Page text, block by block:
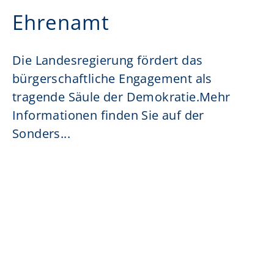
Ehrenamt
Die Landesregierung fördert das
bürgerschaftliche Engagement als
tragende Säule der Demokratie.Mehr
Informationen finden Sie auf der
Sonders...